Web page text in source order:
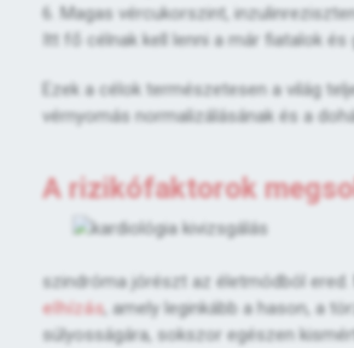
6. Magas vércukorszint,
Itt fő célnak kell lenni a már fiatalok
Ezek a célok természetesen a világ
vérnyomás normalizálásának és a
A rizikófaktorok
szindróma jórészt az életmódból
elhízás, amely leginkább a hason, a
súlyosságára, sokszor egészen